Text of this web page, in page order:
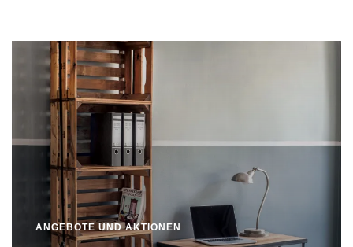
ANGEBOTE UND AKTIONEN